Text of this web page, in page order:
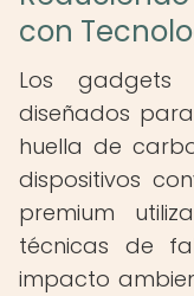
con
Los gadgets
diseñados
huella de
dispositivos
premium
técnicas de
impacto